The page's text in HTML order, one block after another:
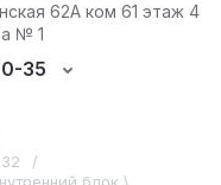
62А ком 61 этаж 4
№ 1
35
/